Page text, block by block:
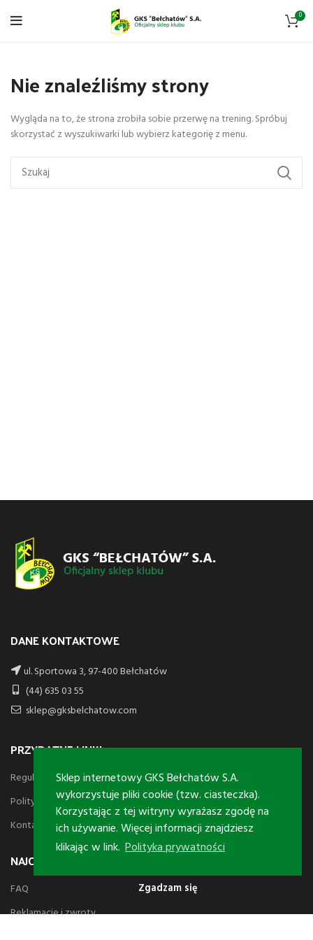
Sklep internetowy GKS Bełchatów S.A.
wykorzystuje pliki cookie (tzw. ciasteczka).
Korzystając z tej witryny wyrażasz zgodę na
ich używanie. Więcej informacji znajdziesz
klikając w link. Polityka prywatności
Zgadzam się
0
Nie znaleźliśmy strony
Wygląda na to, że strona zrobiła sobie przerwę na trening. Spróbuj
skorzystać z wyszukiwarki lub wybierz kategorię z menu.
DANE KONTAKTOWE
ul. Sportowa 3, 97-400 Bełchatów
(44) 635 03 55
sklep@gksbelchatow.com
PRZYDATNE LINKI
Regulamin
Polityka prywatności
Kontakt
NAJCZĘSTSZE PYTANIA
FAQ
Reklamacje i zwroty